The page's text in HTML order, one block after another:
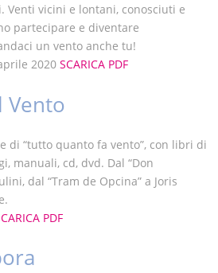
vicini e lontani, conosciuti e
partecipare e diventare
un vento anche tu!
2020SCARICA PDF
Vento
di “tutto quanto fa vento”, con libri di
manuali, cd, dvd. Dal “Don
dal “Tram de Opcina” a Joris
PDF